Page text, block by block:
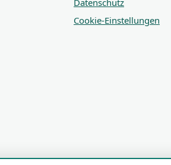
Cookie-Einstellungen